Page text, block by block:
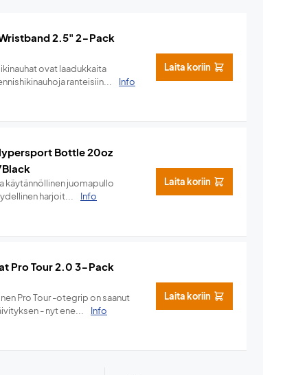
2.5" 2-Pack
ovat laadukkaita
ranteisiin...
Info
Laita koriin
Bottle 20oz
käytännöllinen juomapullo
harjoit...
Info
Laita koriin
Pro Tour 2.0 3-Pack
Pro Tour -otegrip on saanut
- nyt ene...
Info
Laita koriin